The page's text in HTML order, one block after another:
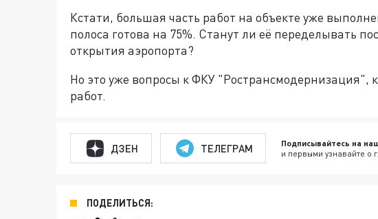
Кстати, большая часть работ на объекте уже
полоса готова на 75%. Станут ли её переделывать
открытия аэропорта?
Но это уже вопросы к ФКУ "Ространсмодернизация",
работ.
ДЗЕН ТЕЛЕГРАМ Подписывайтесь на
и первыми узнавайте о
ПОДЕЛИТЬСЯ: